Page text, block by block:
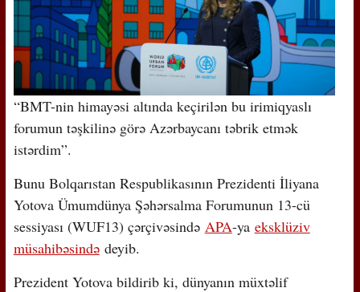
“BMT-nin himayəsi altında keçirilən bu irimiqyaslı
forumun təşkilinə görə Azərbaycanı təbrik etmək
istərdim”.
Bunu Bolqarıstan Respublikasının Prezidenti İliyana
Yotova Ümumdünya Şəhərsalma Forumunun 13-cü
sessiyası (WUF13) çərçivəsində APA-ya eksklüziv
müsahibəsindədeyib.
Prezident Yotova bildirib ki, dünyanın müxtəlif